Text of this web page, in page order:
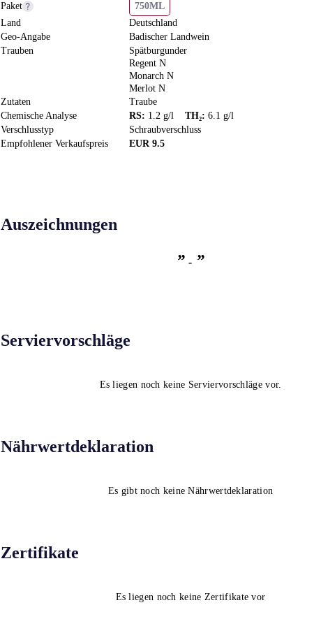
Paket
750ML
Land
Deutschland
Geo-Angabe
Badischer Landwein
Trauben
Spätburgunder
Regent N
Monarch N
Merlot N
Zutaten
Traube
Chemische Analyse
RS: 1.2 g/l TH₂: 6.1 g/l
Verschlusstyp
Schraubverschluss
Empfohlener Verkaufspreis
EUR 9.5
Auszeichnungen
” - ”
Serviervorschläge
Es liegen noch keine Serviervorschläge vor.
Nährwertdeklaration
Es gibt noch keine Nährwertdeklaration
Zertifikate
Es liegen noch keine Zertifikate vor